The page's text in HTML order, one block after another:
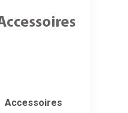
Accessoires